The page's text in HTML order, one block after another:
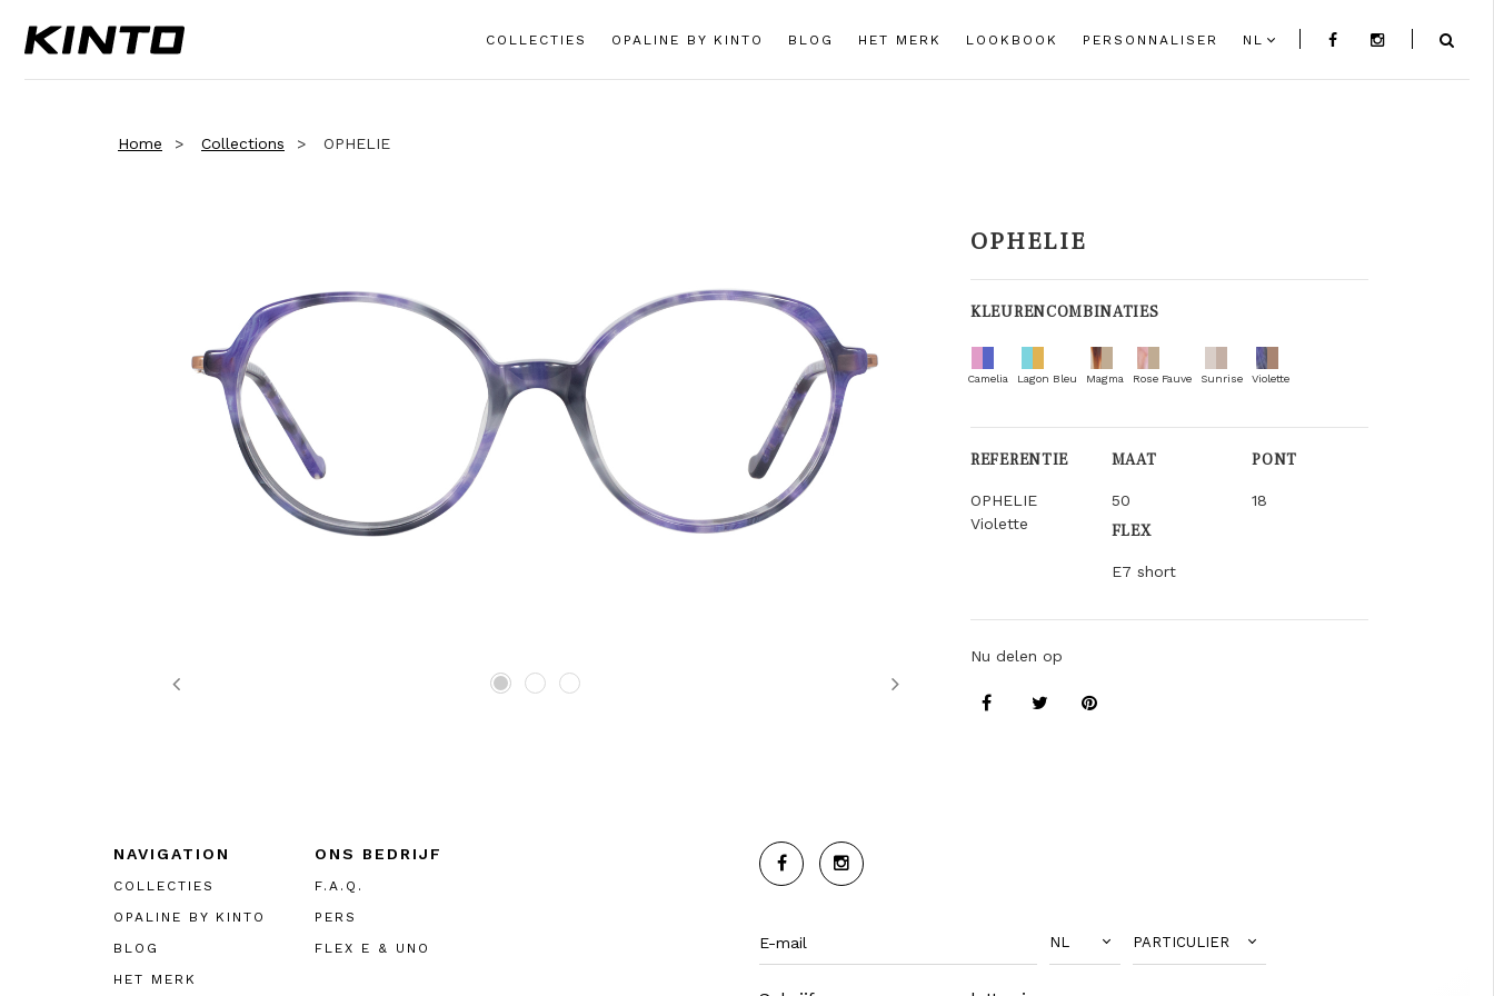
COLLECTIES OPALINE BY KINTO BLOG HET MERK LOOKBOOK PERSONNALISER NL
Home Collections OPHELIE
Previous Next
OPHELIE
KLEURENCOMBINATIES
Camelia Lagon Bleu Magma Rose Fauve Sunrise Violette
REFERENTIE
OPHELIE
Violette
MAAT
50
PONT
18
FLEX
E7 short
Nu delen op
NAVIGATION
COLLECTIES
OPALINE BY KINTO
BLOG
HET MERK
ONS BEDRIJF
F.A.Q.
PERS
FLEX E & UNO
NL PARTICULIER